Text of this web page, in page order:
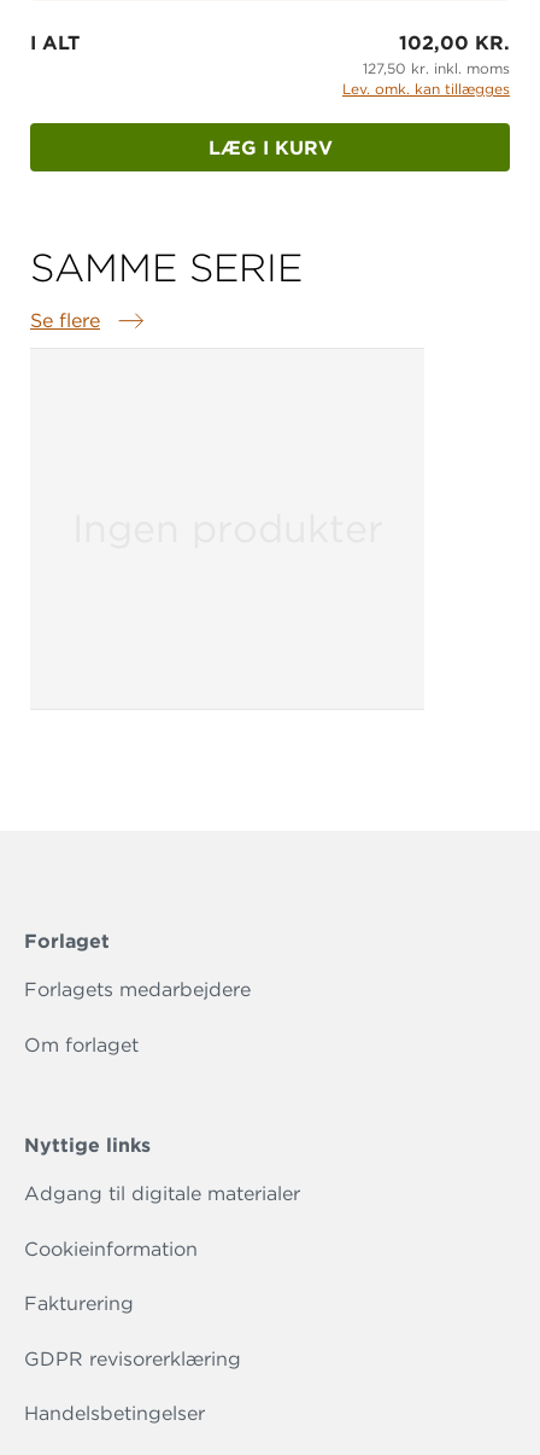
I ALT 102,00 KR.
127,50 kr. inkl. moms
Lev. omk. kan tillægges
LÆG I KURV
SAMME SERIE
Se flere
Samme serie
Forlaget
Forlagets medarbejdere
Om forlaget
Nyttige links
Adgang til digitale materialer
Cookieinformation
Fakturering
GDPR revisorerklæring
Handelsbetingelser